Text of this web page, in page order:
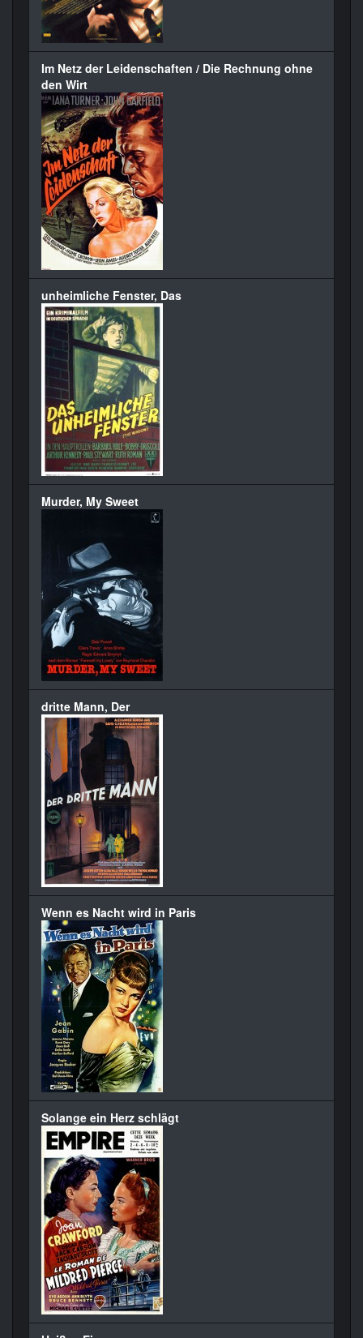
Im Netz der Leidenschaften / Die Rechnung ohne
den Wirt
unheimliche Fenster, Das
Murder, My Sweet
dritte Mann, Der
Wenn es Nacht wird in Paris
Solange ein Herz schlägt